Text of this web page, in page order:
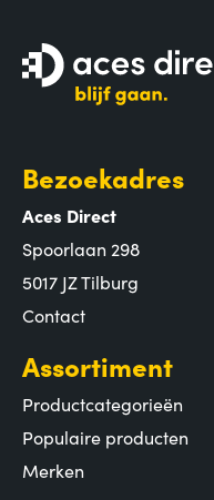
Bezoekadres
Aces Direct
Spoorlaan 298
5017 JZ Tilburg
Contact
Assortiment
Productcategorieën
Populaire producten
Merken